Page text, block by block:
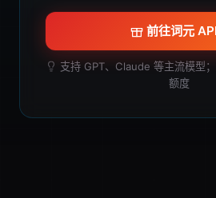
前往词元 API
支持 GPT、Claude 等主流模型
额度